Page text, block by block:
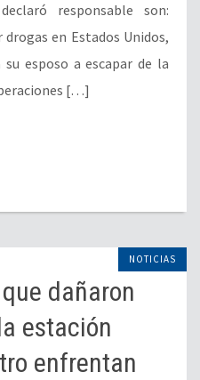
responsable son:
en Estados Unidos,
esposo a escapar de la
[…]
NOTICIAS
dañaron
estación
enfrentan